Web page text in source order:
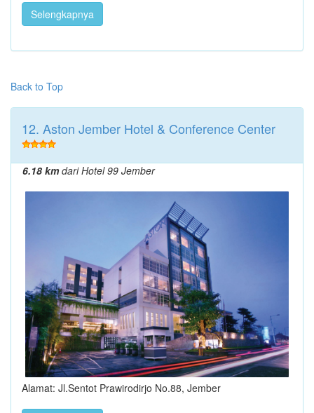
Selengkapnya
Back to Top
12. Aston Jember Hotel & Conference Center
6.18 kmdari Hotel 99 Jember
Alamat: Jl.Sentot Prawirodirjo No.88, Jember